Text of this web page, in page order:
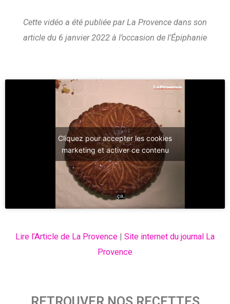
Cette vidéo a été publiée par La Provence dans son
article du 6 janvier 2022 à l’occasion de l’Épiphanie
Cliquez pour accepter les cookies
marketing et activer ce contenu
Lire l’Article de La Provence | Site internet du journal La
Provence